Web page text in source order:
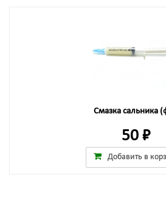
Смазка сальника
50 ₽
Добавить в